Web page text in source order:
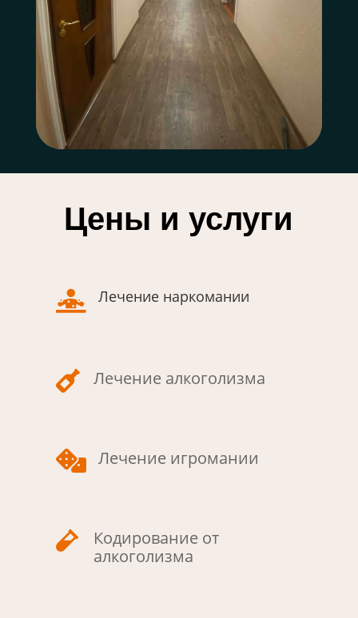
Цены и услуги
 Лечение наркомании
 Лечение алкоголизма
 Лечение игромании

Кодирование от
алкоголизма